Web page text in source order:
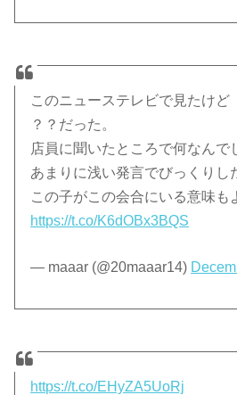
このニューステレビで見たけど
？？だった。
店員に聞いたところで何なんで
あまりに浅い発言でびっくりし
この子がこの会合にいる意味も
https://t.co/K6dOBx3BQS
— maaar (@20maaar14)
https://t.co/EHyZA5UoRj